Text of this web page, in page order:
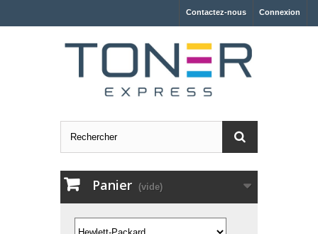
Connexion
Contactez-nous
Panier (vide)